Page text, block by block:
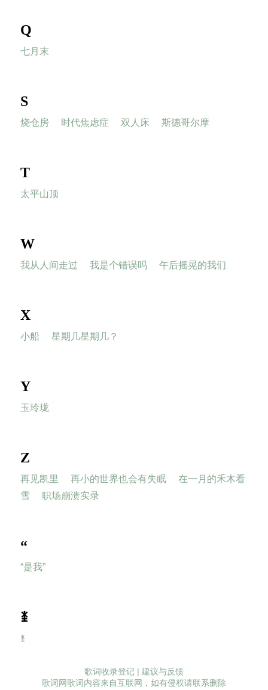
Q
七月末
S
烧仓房 时代焦虑症 双人床 斯德哥尔摩
T
太平山顶
W
我从人间走过 我是个错误吗 午后摇晃的我们
X
小船 星期几星期几？
Y
玉玲珑
Z
再见凯里 再小的世界也会有失眠
在一月的禾木看
雪
职场崩溃实录
“
“是我”
ꁧ
ꁧ
歌词收录登记 | 建议与反馈
歌词网歌词内容来自互联网，如有侵权请联系删除